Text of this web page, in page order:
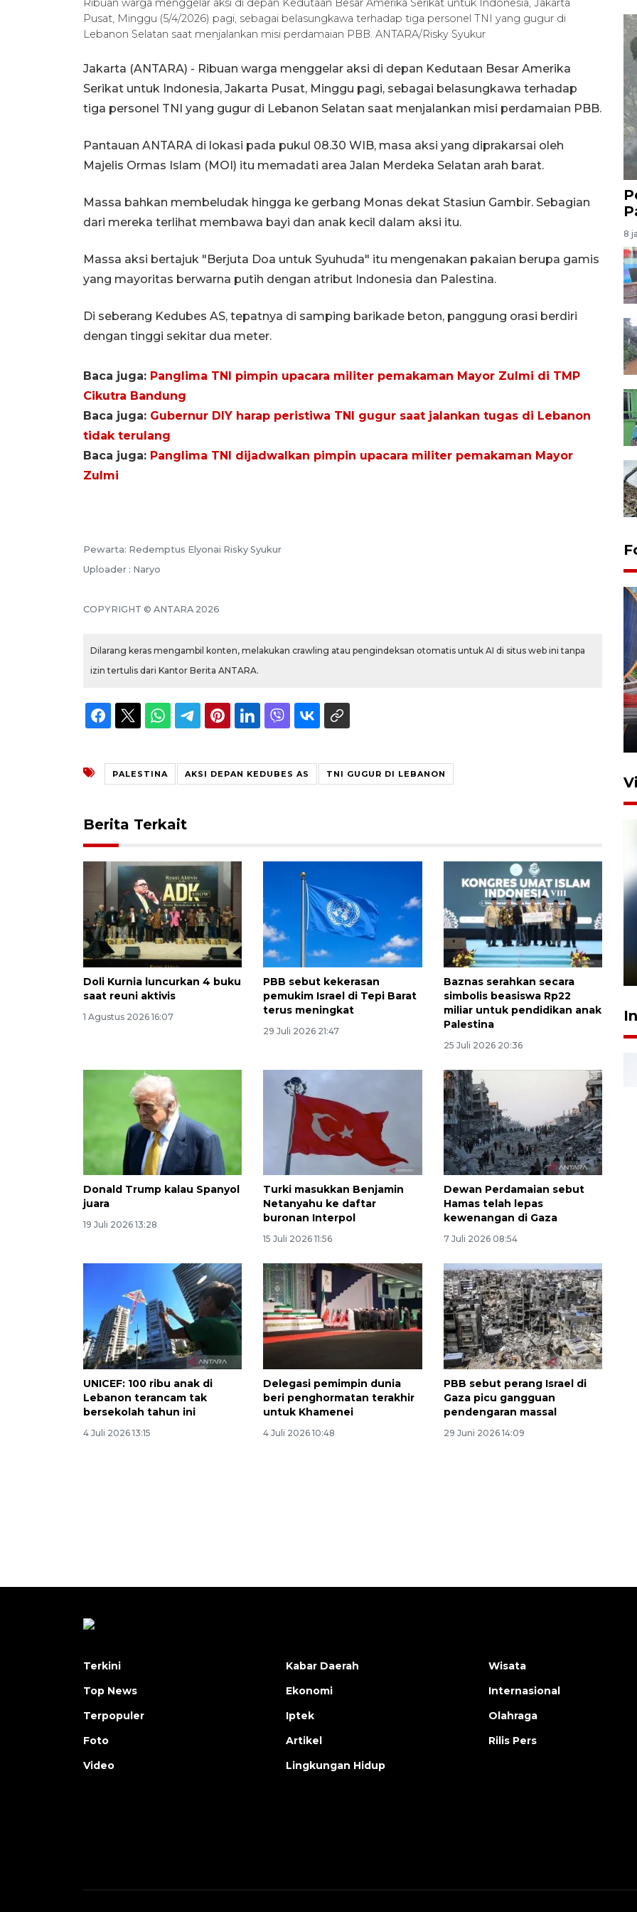
Ribuan warga menggelar aksi di depan Kedutaan Besar Amerika Serikat untuk Indonesia, Jakarta
Pusat, Minggu (5/4/2026) pagi, sebagai belasungkawa terhadap tiga personel TNI yang gugur di
Lebanon Selatan saat menjalankan misi perdamaian PBB. ANTARA/Risky Syukur
Jakarta (ANTARA) - Ribuan warga menggelar aksi di depan Kedutaan Besar Amerika
Serikat untuk Indonesia, Jakarta Pusat, Minggu pagi, sebagai belasungkawa terhadap
tiga personel TNI yang gugur di Lebanon Selatan saat menjalankan misi perdamaian PBB.
Pantauan ANTARA di lokasi pada pukul 08.30 WIB, masa aksi yang diprakarsai oleh
Majelis Ormas Islam (MOI) itu memadati area Jalan Merdeka Selatan arah barat.
Massa bahkan membeludak hingga ke gerbang Monas dekat Stasiun Gambir. Sebagian
dari mereka terlihat membawa bayi dan anak kecil dalam aksi itu.
Massa aksi bertajuk "Berjuta Doa untuk Syuhuda" itu mengenakan pakaian berupa gamis
yang mayoritas berwarna putih dengan atribut Indonesia dan Palestina.
Di seberang Kedubes AS, tepatnya di samping barikade beton, panggung orasi berdiri
dengan tinggi sekitar dua meter.
Baca juga: Panglima TNI pimpin upacara militer pemakaman Mayor Zulmi di TMP
Cikutra Bandung
Baca juga: Gubernur DIY harap peristiwa TNI gugur saat jalankan tugas di Lebanon
tidak terulang
Baca juga: Panglima TNI dijadwalkan pimpin upacara militer pemakaman Mayor
Zulmi
Pewarta: Redemptus Elyonai Risky Syukur
Uploader : Naryo
COPYRIGHT © ANTARA 2026
Dilarang keras mengambil konten, melakukan crawling atau pengindeksan otomatis untuk AI di situs web ini tanpa
izin tertulis dari Kantor Berita ANTARA.
PALESTINA AKSI DEPAN KEDUBES AS TNI GUGUR DI LEBANON
Berita Terkait
Doli Kurnia luncurkan 4 buku
saat reuni aktivis
1 Agustus 2026 16:07
PBB sebut kekerasan
pemukim Israel di Tepi Barat
terus meningkat
29 Juli 2026 21:47
Baznas serahkan secara
simbolis beasiswa Rp22
miliar untuk pendidikan anak
Palestina
25 Juli 2026 20:36
Donald Trump kalau Spanyol
juara
19 Juli 2026 13:28
Turki masukkan Benjamin
Netanyahu ke daftar
buronan Interpol
15 Juli 2026 11:56
Dewan Perdamaian sebut
Hamas telah lepas
kewenangan di Gaza
7 Juli 2026 08:54
UNICEF: 100 ribu anak di
Lebanon terancam tak
bersekolah tahun ini
4 Juli 2026 13:15
Delegasi pemimpin dunia
beri penghormatan terakhir
untuk Khamenei
4 Juli 2026 10:48
PBB sebut perang Israel di
Gaza picu gangguan
pendengaran massal
29 Juni 2026 14:09
8
Pelanggan Filaha Farm setia
sampai 8 tahan?
1 Juni 2026 05:47
Terkini
Top News
Terpopuler
Foto
Video
Kabar Daerah
Ekonomi
Iptek
Artikel
Lingkungan Hidup
Wisata
Internasional
Olahraga
Rilis Pers